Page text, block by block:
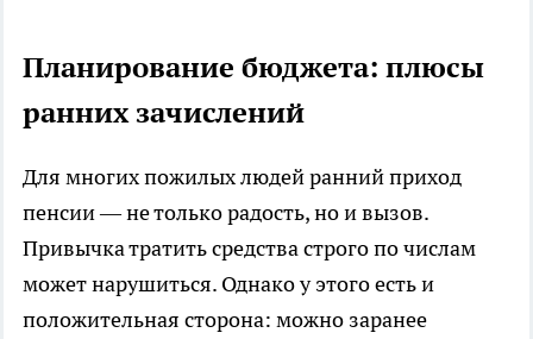
Планирование бюджета: плюсы
ранних зачислений
Для многих пожилых людей ранний приход
пенсии — не только радость, но и вызов.
Привычка тратить средства строго по числам
может нарушиться. Однако у этого есть и
положительная сторона: можно заранее